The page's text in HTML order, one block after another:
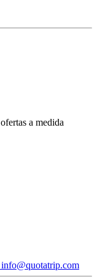
a medida
info@quotatrip.com